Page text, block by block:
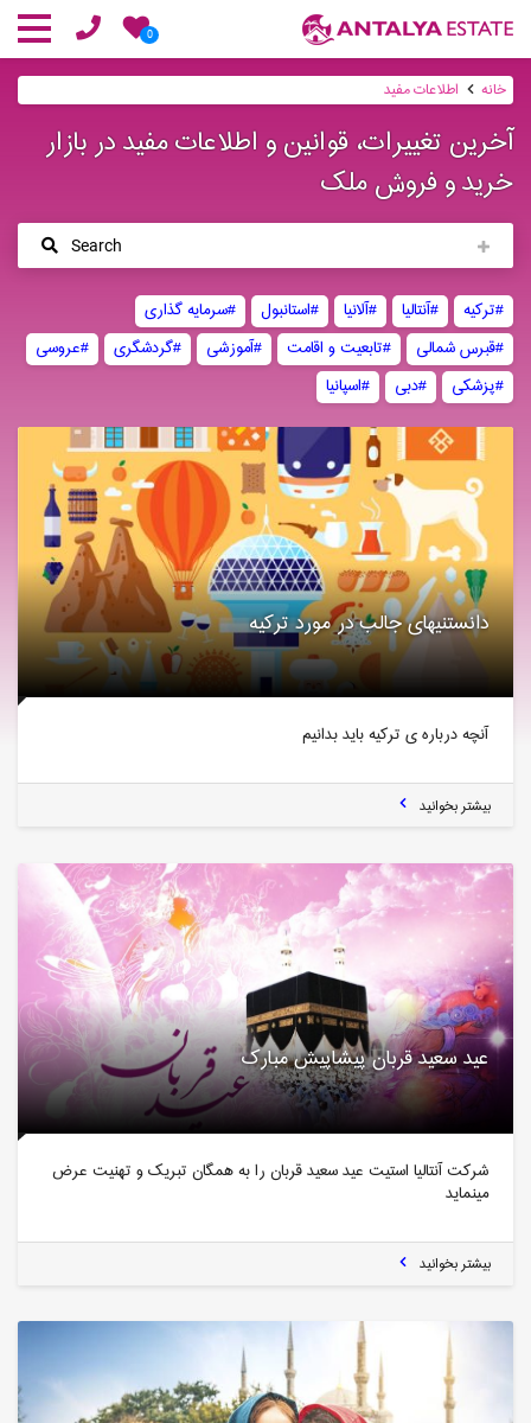
0
خانه اطلاعات مفید
آخرین تغییرات، قوانین و اطلاعات مفید در بازار
خرید و فروش ملک
Search
#ترکیه #آنتالیا #آلانیا #استانبول
#سرمایه‌ گذاری
#قبرس شمالی
#تابعیت و اقامت #آموزشی #گردشگری
#عروسی
#پزشکی
#دبی #اسپانیا
دانستنیهای جالب در مورد ترکیه
آنچه درباره ی ترکیه باید بدانیم
بیشتر بخوانید
عید سعید قربان پیشاپیش مبارک
شرکت آنتالیا استیت عید سعید قربان را به همگان تبریک و تهنیت عرض
مینماید
بیشتر بخوانید